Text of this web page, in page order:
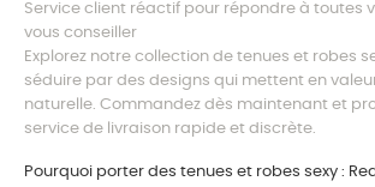
Service client réactif pour répondre à toutes
vous conseiller
Explorez notre collection de tenues et robes
séduire par des designs qui mettent en
naturelle. Commandez dès maintenant et
service de livraison rapide et discrète.
Pourquoi porter des tenues et robes sexy :